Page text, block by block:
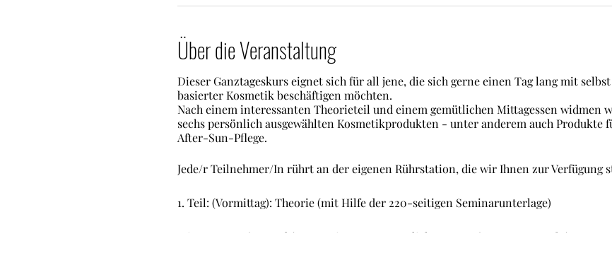
Über die Veranstaltung
Dieser Ganztageskurs eignet sich für all jene, die sich gerne einen Tag lang mit
basierter Kosmetik beschäftigen möchten.
Nach einem interessanten Theorieteil und einem gemütlichen Mittagessen widmen
sechs persönlich ausgewählten Kosmetikprodukten - unter anderem auch Produkte
After-Sun-Pflege.
Jede/r Teilnehmer/In rührt an der eigenen Rührstation, die wir Ihnen zur Verfügung
1. Teil: (Vormittag): Theorie (mit Hilfe der 220-seitigen Seminarunterlage)
Mittagspause (1 Stunde) – gemeinsames gemütliches Essen (wenn gewünscht)